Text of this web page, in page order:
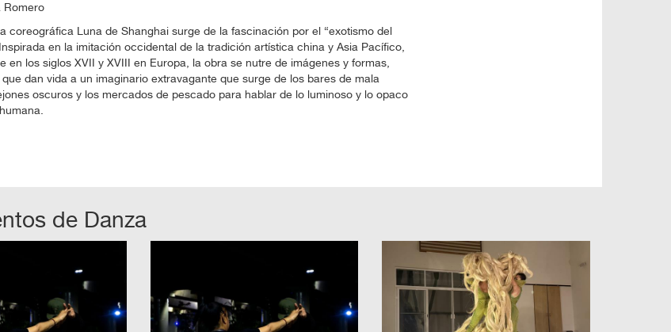
Romero
coreográfica Luna de Shanghai surge de la fascinación por el “exotismo del
en la imitación occidental de la tradición artística china y Asia Pacífico,
en los siglos XVII y XVIII en Europa, la obra se nutre de imágenes y formas,
dan vida a un imaginario extravagante que surge de los bares de mala
oscuros y los mercados de pescado para hablar de lo luminoso y lo opaco
de Danza